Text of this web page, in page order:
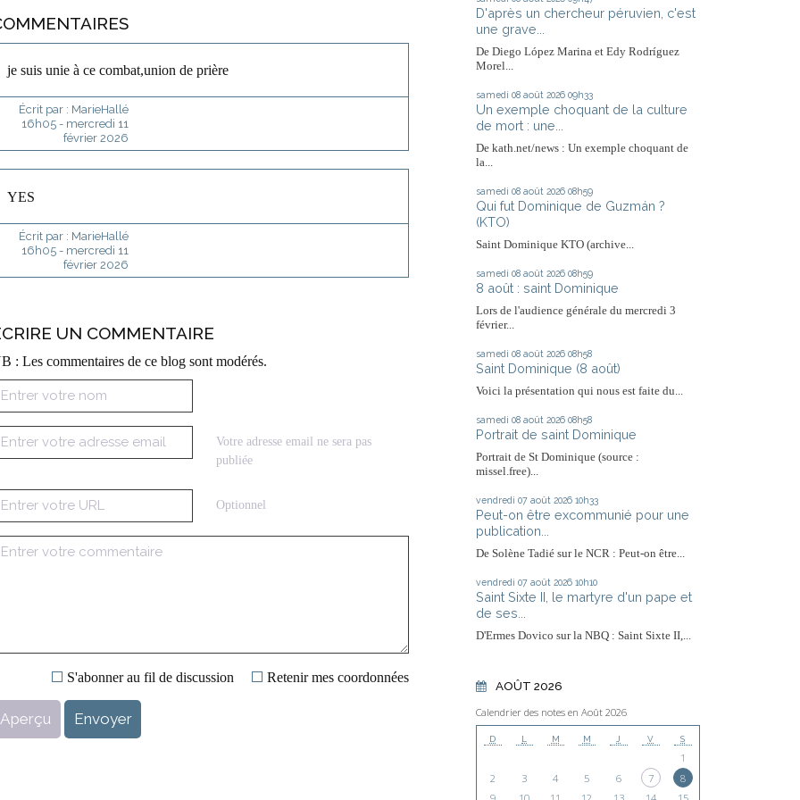
je suis unie à ce combat,union de prière
Écrit par : MarieHallé
16h05- mercredi 11
février 2026
YES
Écrit par : MarieHallé
16h05- mercredi 11
février 2026
UN COMMENTAIRE
: Les commentaires de ce blog sont modérés.
Votre adresse email ne sera pas
publiée
Optionnel
Retenir mes coordonnées
S'abonner au fil de discussion
D'après un chercheur péruvien, c'est
une grave...
De Diego López Marina et Edy Rodríguez
Morel...
samedi 08 août 2026 09h33
Un exemple choquant de la culture
de mort : une...
De kath.net/news : Un exemple choquant de
la...
samedi 08 août 2026 08h59
Qui fut Dominique de Guzmán ?
(KTO)
Saint Dominique KTO (archive...
samedi 08 août 2026 08h59
8 août : saint Dominique
Lors de l'audience générale du mercredi 3
février...
samedi 08 août 2026 08h58
Saint Dominique (8 août)
Voici la présentation qui nous est faite du...
samedi 08 août 2026 08h58
Portrait de saint Dominique
Portrait de St Dominique (source :
missel.free)...
vendredi 07 août 2026 10h33
Peut-on être excommunié pour une
publication...
De Solène Tadié sur le NCR : Peut-on être...
vendredi 07 août 2026 10h10
Saint Sixte II, le martyre d'un pape et
de ses...
D'Ermes Dovico sur la NBQ : Saint Sixte II,...
AOÛT 2026
Calendrier des notes en Août 2026
D L M M J V S
1
2
3 4 5 6 7
8